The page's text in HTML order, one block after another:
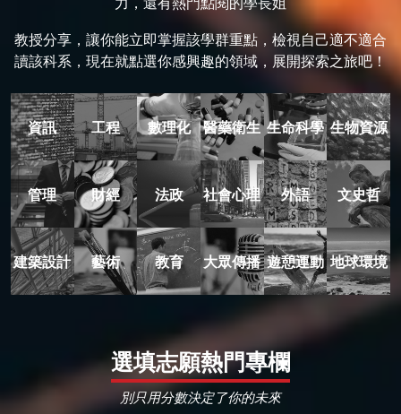
力，還有熱門點閱的學長姐
教授分享，讓你能立即掌握該學群重點，檢視自己適不適合
讀該科系，現在就點選你感興趣的領域，展開探索之旅吧！
資訊 工程 數理化 醫藥衛生 生命科學 生物資源
管理 財經 法政 社會心理 外語 文史哲
建築設計 藝術 教育 大眾傳播 遊憩運動 地球環境
選填志願熱門專欄
別只用分數決定了你的未來